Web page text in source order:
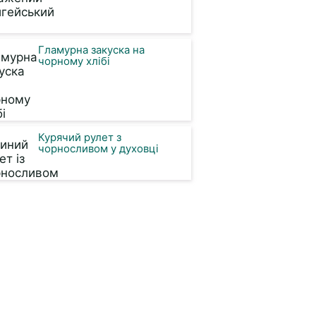
Гламурна закуска на
чорному хлібі
Курячий рулет з
чорносливом у духовці